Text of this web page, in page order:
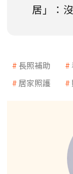
居」：
長照補助
居家照護